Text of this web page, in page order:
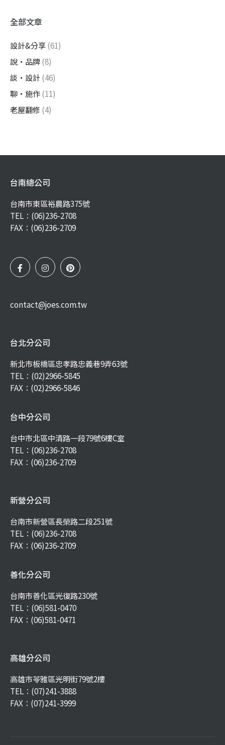
全部文章
設計&分享(61)
說・品牌(8)
談・設計(46)
聊・施作(11)
老屋翻修 (4)
台南總公司
台南市東區裕農路375號
TEL： (06)236-2708
FAX：(06)236-2709
contact@joes.com.tw
台北分公司
新北市板橋區忠孝路忠義巷9弄63號
TEL： (02)2966-5845
FAX：(02)2966-5846
台中分公司
台中市北區中清路一段79號6樓C室
TEL： (06)236-2708
FAX：(06)236-2709
新營分公司
台南市新營區長榮路二段251號
TEL： (06)236-2708
FAX：(06)236-2709
善化分公司
台南市善化區光復路230號
TEL： (06)581-0470
FAX：(06)581-0471
高雄分公司
高雄市苓雅區光明街79號2樓
TEL： (07)241-3888
FAX：(07)241-3999